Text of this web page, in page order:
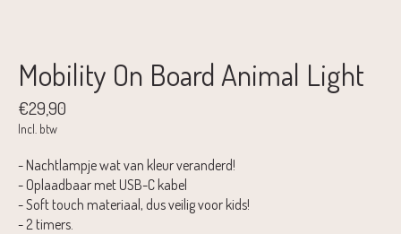
Mobility On Board Animal Light
€29,90
Incl. btw
- Nachtlampje wat van kleur veranderd!
- Oplaadbaar met USB-C kabel
- Soft touch materiaal, dus veilig voor kids!
- 2 timers.